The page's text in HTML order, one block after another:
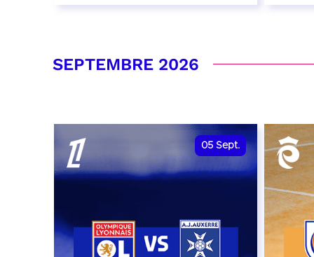
SEPTEMBRE 2026
05 Sept.